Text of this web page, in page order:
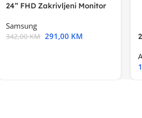
24” FHD Zakrivljeni Monitor
Samsung
342,00KM 291,00 KM